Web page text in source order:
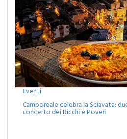
Eventi
Camporeale celebra la Sciavata:
concerto dei Ricchi e Poveri